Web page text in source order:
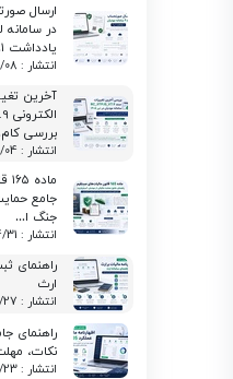
در
یادداشت ۱…
انتشار : 1405/05/08
آخرین
بررسی
انتشار : 1405/05/04
جامع
جنگ ا…
انتشار : 1405/04/31
راهنمای
ارث
انتشار : 1405/04/27
نکات،
انتشار : 1405/04/23